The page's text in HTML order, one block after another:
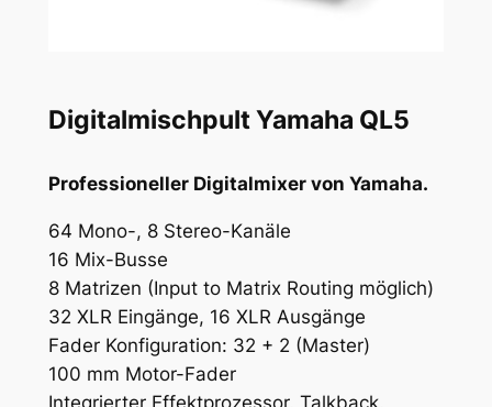
Digitalmischpult Yamaha QL5
Professioneller Digitalmixer von Yamaha.
64 Mono-, 8 Stereo-Kanäle
16 Mix-Busse
8 Matrizen (Input to Matrix Routing möglich)
32 XLR Eingänge, 16 XLR Ausgänge
Fader Konfiguration: 32 + 2 (Master)
100 mm Motor-Fader
Integrierter Effektprozessor, Talkback,